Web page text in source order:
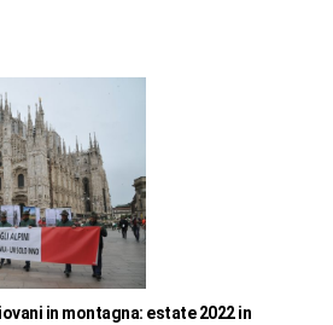
in montagna: estate 2022 in